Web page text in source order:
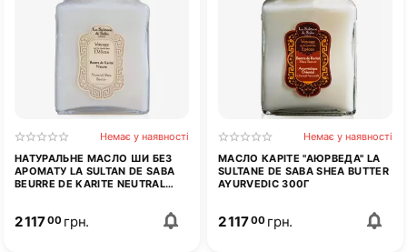
НАТУРАЛЬНЕ МАСЛО ШИ БЕЗ
АРОМАТУ LA SULTAN DE SABA
BEURRE DE KARITE NEUTRAL
Немає у наявності
2 117 00 грн.
МАСЛО КАРІТЕ "АЮРВЕДА" LA
SULTANE DE SABA SHEA BUTTER
AYURVEDIC 300Г
Немає у наявності
2 117 00 грн.